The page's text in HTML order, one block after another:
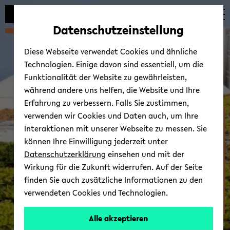
Automatische
vermeiden
zum
wechseln
zum
wechseln
zum
wechseln
Fakultät für Erziehungs­
wissen­schaft
© Uni­ver­si­tät Bie­le­feld
Datenschutzeinstellung
Diese Webseite verwendet Cookies und ähnliche
Technologien. Einige davon sind essentiell, um die
Funktionalität der Website zu gewährleisten,
während andere uns helfen, die Website und Ihre
Erfahrung zu verbessern. Falls Sie zustimmen,
verwenden wir Cookies und Daten auch, um Ihre
Interaktionen mit unserer Webseite zu messen. Sie
können Ihre Einwilligung jederzeit unter
Datenschutzerklärung einsehen und mit der
Wirkung für die Zukunft widerrufen. Auf der Seite
finden Sie auch zusätzliche Informationen zu den
verwendeten Cookies und Technologien.
Alle akzeptieren